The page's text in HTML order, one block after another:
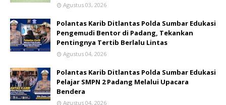
Agustus 03, 2026
Polantas Karib Ditlantas Polda Sumbar Edukasi
Pengemudi Bentor di Padang, Tekankan
Pentingnya Tertib Berlalu Lintas
Agustus 04, 2026
Polantas Karib Ditlantas Polda Sumbar Edukasi
Pelajar SMPN 2 Padang Melalui Upacara
Bendera
Agustus 04, 2026